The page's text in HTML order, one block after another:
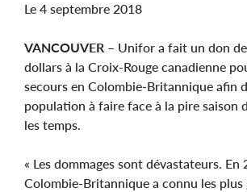
Le 4 septembre 2018
VANCOUVER – Unifor a fait un don
dollars à la Croix-Rouge canadienne
secours en Colombie-Britannique afin
population à faire face à la pire saison
les temps.
« Les dommages sont dévastateurs. En
Colombie-Britannique a connu les plus